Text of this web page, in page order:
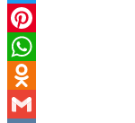
Twitter
Pinterest
WhatsApp
Odnoklassniki